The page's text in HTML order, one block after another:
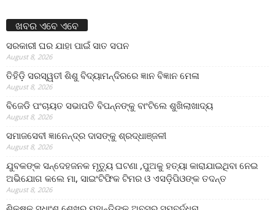
ଖବର ଏବେ ଏବେ
ସରକାରୀ ଘର ଯାହା ପାଇଁ ସାତ ସପନ
August 8, 2026
ତିହିଡି଼ ସରସ୍ୱତୀ ଶିଶୁ ବିଦ୍ୟାମନ୍ଦିରରେ ଜ୍ଞାନ ବିଜ୍ଞାନ ମେଳା
August 8, 2026
ବିଜେଡି ପଂଚାୟତ ସଭାପତି ବିପନ୍ନଙ୍କୁ ବାଂଟିଲେ ଶୁଖିଲାଖାଦ୍ୟ
August 8, 2026
ସମାଜସେବୀ ଜ୍ଞାନେନ୍ଦ୍ର ଦାସଙ୍କୁ ଶ୍ରଦ୍ଧାଞ୍ଜଳୀ
August 8, 2026
ଯୁବକଙ୍କ ସନ୍ଦେହଜନକ ମୃତ୍ୟୁ ଘଟଣା ,ପୁଅକୁ ହତ୍ୟା କାରାଯାଇଥିବା ନେଇ
ଅଭିଯୋଗ କଲେ ମା, ସାଇଂଟିଫିକ ଟିମର ଓ ଏସଡ଼ିପିଓଙ୍କ ତଦନ୍ତ
August 8, 2026